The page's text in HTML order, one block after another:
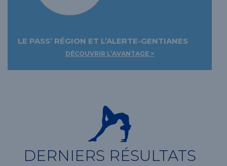
LE PASS’ RÉGION ET L’ALERTE-GENTIANES
DÉCOUVRIR L’AVANTAGE >
DERNIERS RÉSULTATS